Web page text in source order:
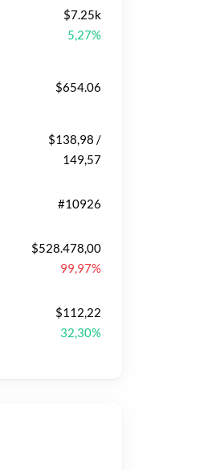
$7.25k
5,27%
$654.06
$138,98 /
149,57
#10926
$528.478,00
99,97%
$112,22
32,30%